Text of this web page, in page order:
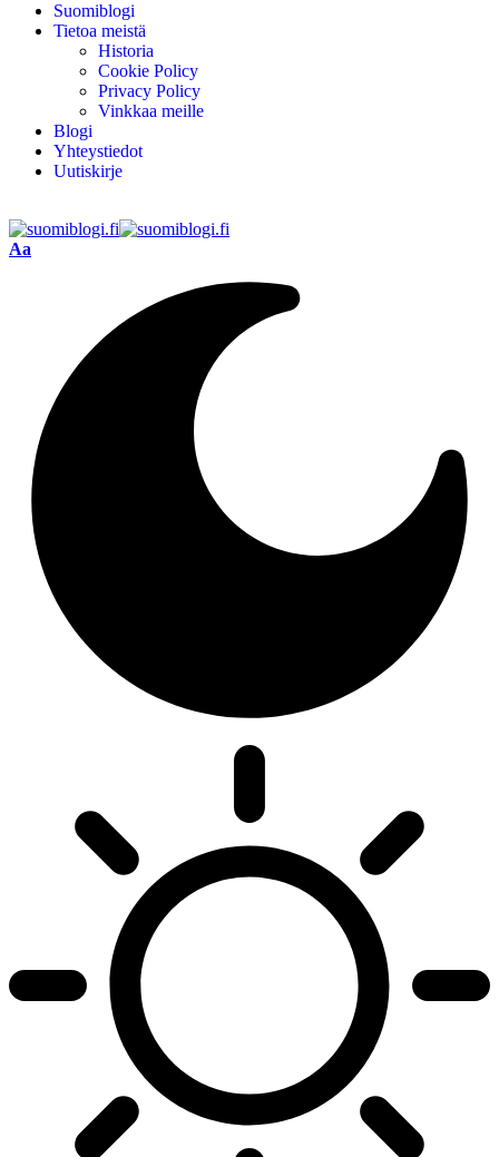
Suomiblogi
Tietoa meistä
Historia
Cookie Policy
Privacy Policy
Vinkkaa meille
Blogi
Yhteystiedot
Uutiskirje
Aa